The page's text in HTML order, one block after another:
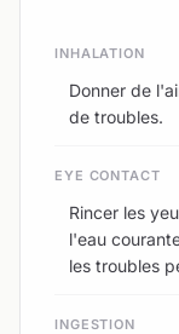
INHALATION
Donner de
de troubles.
EYE CONTACT
Rincer les
l'eau
les troubles
INGESTION